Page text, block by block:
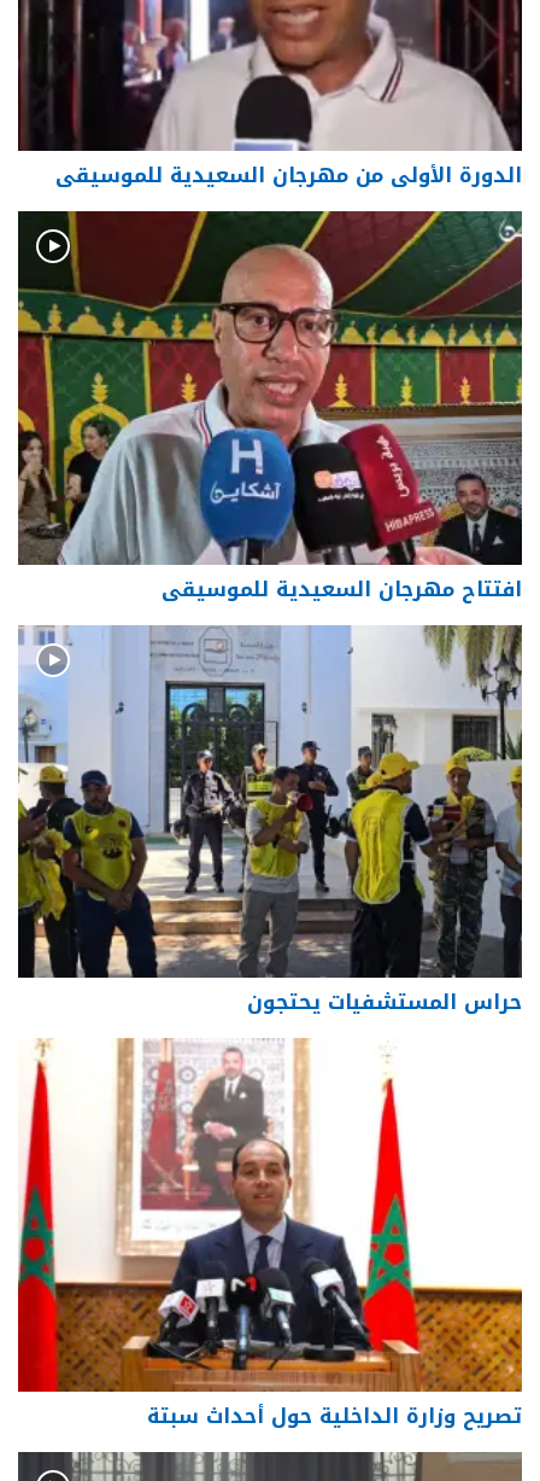
الدورة الأولى من مهرجان السعيدية للموسيقى
افتتاح مهرجان السعيدية للموسيقى
حراس المستشفيات يحتجون
تصريح وزارة الداخلية حول أحداث سبتة